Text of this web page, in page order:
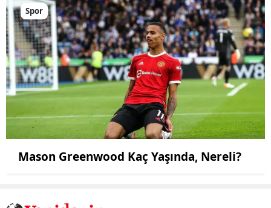
Spor
Mason Greenwood Kaç Yaşında, Nereli?